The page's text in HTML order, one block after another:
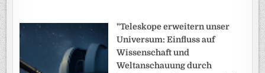
"Teleskope erweitern unser
Universum: Einfluss auf
Wissenschaft und
Weltanschauung durch